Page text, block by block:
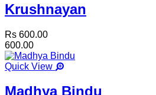
Krushnayan
Rs 600.00
600.00
Quick View
Madhya Bindu